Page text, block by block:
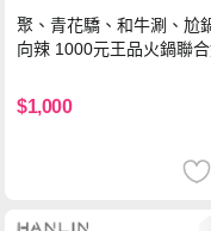
聚、青花驕、和牛涮、尬
向辣 1000元王品火鍋聯合
$1,000